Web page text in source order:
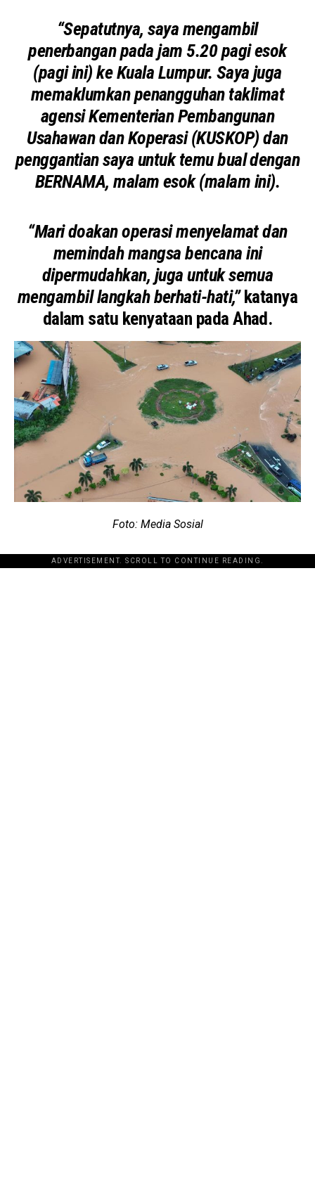
“Sepatutnya, saya mengambil
penerbangan pada jam 5.20 pagi esok
(pagi ini) ke Kuala Lumpur. Saya juga
memaklumkan penangguhan taklimat
agensi Kementerian Pembangunan
Usahawan dan Koperasi (KUSKOP) dan
penggantian saya untuk temu bual dengan
BERNAMA, malam esok (malam ini).
“Mari doakan operasi menyelamat dan
memindah mangsa bencana ini
dipermudahkan, juga untuk semua
mengambil langkah berhati-hati,”katanya
dalam satu kenyataan pada Ahad.
Foto: Media Sosial
ADVERTISEMENT. SCROLL TO CONTINUE READING.